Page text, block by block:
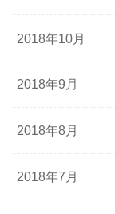
2018年10月
2018年9月
2018年8月
2018年7月